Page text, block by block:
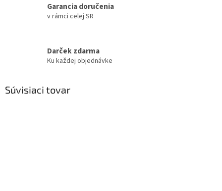
Garancia doručenia
v rámci celej SR
Darček zdarma
Ku každej objednávke
Súvisiaci tovar